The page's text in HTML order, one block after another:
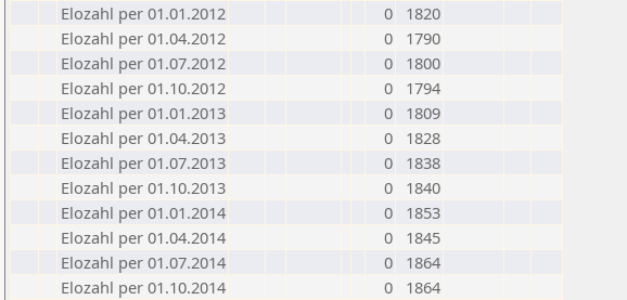
Elozahl per 01.01.2012
0
1820
Elozahl per 01.04.2012
0
1790
Elozahl per 01.07.2012
0
1800
Elozahl per 01.10.2012
0
1794
Elozahl per 01.01.2013
0
1809
Elozahl per 01.04.2013
0
1828
Elozahl per 01.07.2013
0
1838
Elozahl per 01.10.2013
0
1840
Elozahl per 01.01.2014
0
1853
Elozahl per 01.04.2014
0
1845
Elozahl per 01.07.2014
0
1864
Elozahl per 01.10.2014
0
1864